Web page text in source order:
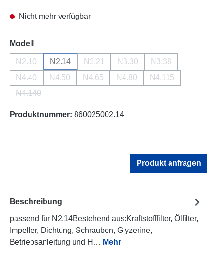
Nicht mehr verfügbar
Modell auswählen
N2.10
(Diese Option ist zurzeit nicht verfügbar.)
N2.14
(Diese Option ist zurzeit nicht verfügbar.)
N3.21 N3.30 N3.38
N4.40
(Diese Option ist zurzeit nicht verfügbar.)
N4.50
(Diese Option ist zurzeit nicht verfügbar.)
N4.65
(Diese Option ist zurzeit nicht verfügbar.)
N4.80
(Diese Option ist zurzeit
N4.115
(Diese Option ist
N4.140
(Diese Option ist zurzeit nicht verfügbar.)
Produktnummer: 860025002.14
Produkt anfragen
Beschreibung
passend für N2.14Bestehend aus:Kraftstofffilter, Ölfilter,
Impeller, Dichtung, Schrauben, Glyzerine,
Betriebsanleitung und H… Mehr